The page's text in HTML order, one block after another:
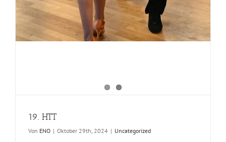
19. HTT
Von ENO | Oktober 29th, 2024 | Uncategorized